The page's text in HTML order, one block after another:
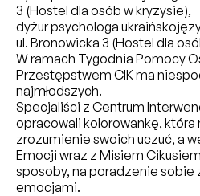
3 (Hostel dla osób w kryzysie),
dyżur psychologa
ul. Bronowicka 3 (Hostel dla
W ramach Tygodnia Pomocy
Przestępstwem CIK ma
najmłodszych.
Specjaliści z Centrum
opracowali kolorowankę,
zrozumienie swoich uczuć, a
Emocji wraz z Misiem
sposoby, na poradzenie sobie
emocjami.